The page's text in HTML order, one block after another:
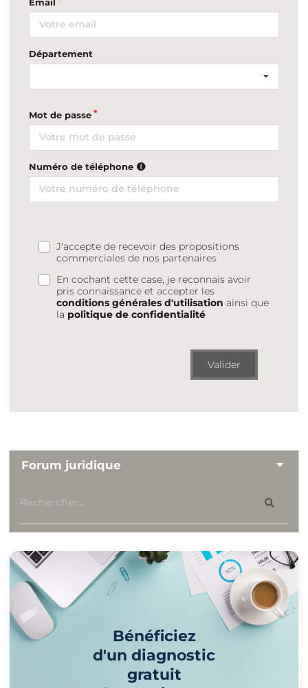
Département
Mot de passe
Numéro de téléphone
J'accepte de recevoir des propositions
commerciales de nos partenaires
En cochant cette case, je reconnais avoir
pris connaissance et accepter les
conditions générales d'utilisation ainsi que
la politique de confidentialité
Valider
Forum juridique
Bénéficiez
d'un diagnostic
gratuit